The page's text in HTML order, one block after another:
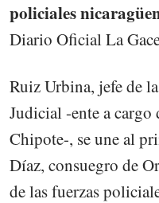
policiales
Diario Oficial La
Ruiz Urbina, jefe de
Judicial -ente a cargo
Chipote-, se une al
Díaz, consuegro de
de las fuerzas